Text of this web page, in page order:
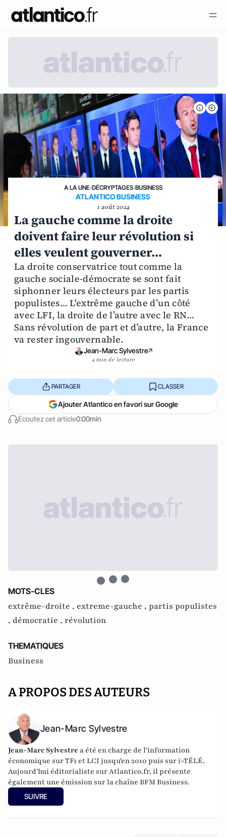
A LA UNE›DÉCRYPTAGES›BUSINESS
ATLANTICO BUSINESS
1 août 2024
La gauche comme la droite
doivent faire leur révolution si
elles veulent gouverner…
La droite conservatrice tout comme la
gauche sociale-démocrate se sont fait
siphonner leurs électeurs par les partis
populistes… L'extrême gauche d’un côté
avec LFI, la droite de l’autre avec le RN…
Sans révolution de part et d’autre, la France
va rester ingouvernable.
Jean-Marc Sylvestre
4 min de lecture
Écoutez cet article0:00min
PARTAGER CLASSER
Ajouter Atlantico en favori sur Google
MOTS-CLES
extrême-droite , extreme-gauche , partis populistes
, démocratie , révolution
THEMATIQUES
Business
A PROPOS DES AUTEURS
Jean-Marc Sylvestre
Jean-Marc Sylvestre a été en charge de l'information
économique sur TF1 et LCI jusqu'en 2010 puis sur i>TÉLÉ.
Aujourd'hui éditorialiste sur Atlantico.fr, il présente
également une émission sur la chaîne BFM Business.
SUIVRE